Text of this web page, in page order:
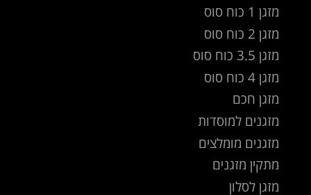
מזגן 1 כוח סוס
מזגן 2 כוח סוס
מזגן 3.5 כוח סוס
מזגן 4 כוח סוס
מזגן חכם
מזגנים למוסדות
מזגנים מומלצים
מתקין מזגנים
מזגן לסלון